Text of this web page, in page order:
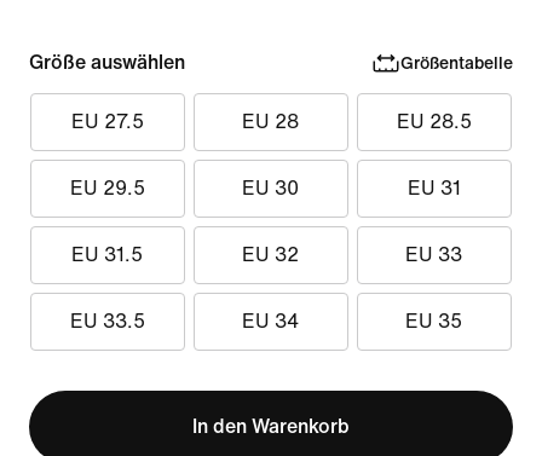
Größe auswählen Größentabelle
EU 27.5 EU 28 EU 28.5
EU 29.5 EU 30 EU 31
EU 31.5 EU 32 EU 33
EU 33.5 EU 34 EU 35
In den Warenkorb